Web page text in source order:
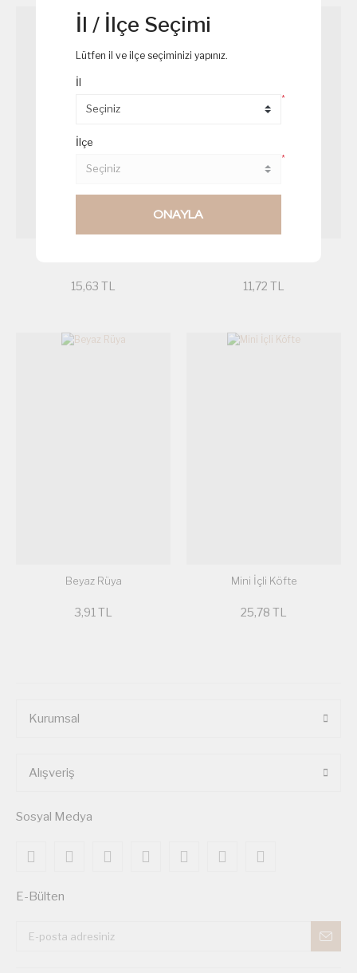
15,63 TL 11,72 TL
Beyaz Rüya
3,91 TL
Mini İçli Köfte
25,78 TL
Kurumsal
Alışveriş
Sosyal Medya
E-Bülten
İl / İlçe Seçimi
Lütfen il ve ilçe seçiminizi yapınız.
İl
*
İlçe
*
ONAYLA